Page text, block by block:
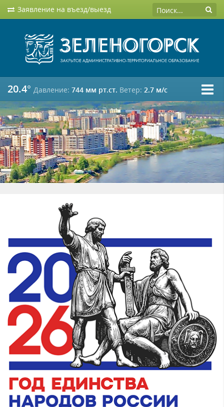
Заявление на въезд/выезд
20.4° Давление: 744 мм рт.ст. Ветер: 2.7 м/c